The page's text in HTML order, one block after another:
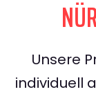
Unsere
individuell